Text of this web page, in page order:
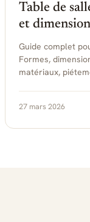
Table de
et
Guide complet
Formes,
matériaux,
27 mars 2026